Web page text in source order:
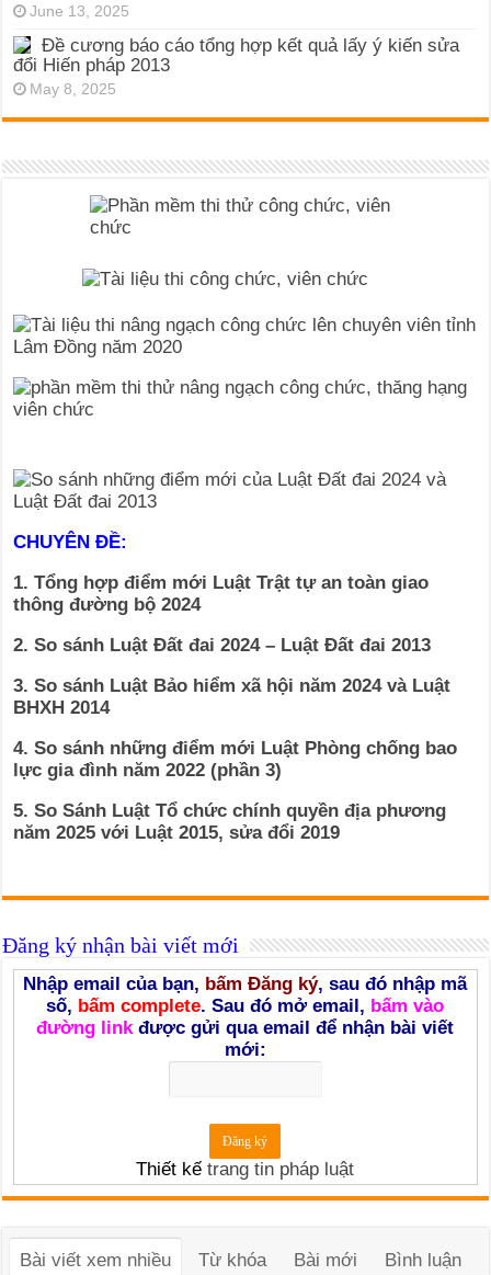
June 13, 2025
Đề cương báo cáo tổng hợp kết quả lấy ý kiến sửa
đổi Hiến pháp 2013
May 8, 2025
CHUYÊN ĐỀ:
1. Tổng hợp điểm mới Luật Trật tự an toàn giao
thông đường bộ 2024
2. So sánh Luật Đất đai 2024 – Luật Đất đai 2013
3. So sánh Luật Bảo hiểm xã hội năm 2024 và Luật
BHXH 2014
4. So sánh những điểm mới Luật Phòng chống bao
lực gia đình năm 2022 (phần 3)
5. So Sánh Luật Tổ chức chính quyền địa phương
năm 2025 với Luật 2015, sửa đổi 2019
Đăng ký nhận bài viết mới
Nhập email của bạn, bấm Đăng ký, sau đó nhập mã
số, bấm complete. Sau đó mở email, bấm vào
đường linkđược gửi qua email để nhận bài viết
mới:
Thiết kếtrang tin pháp luật
Bài viết xem nhiều Từ khóa Bài mới Bình luận